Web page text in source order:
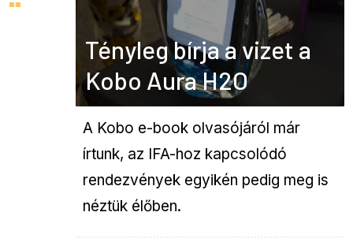
Tényleg bírja a vizet a
Kobo Aura H2O
A Kobo e-book olvasójáról már
írtunk, az IFA-hoz kapcsolódó
rendezvények egyikén pedig meg is
néztük élőben.